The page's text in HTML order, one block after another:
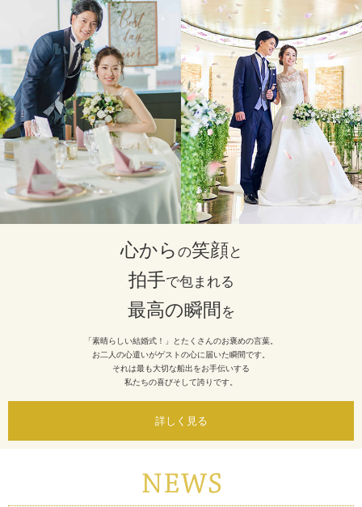
心から の笑顔と
拍手で包まれる
最高の瞬間 を
「素晴らしい結婚式！」とたくさんのお褒めの言葉。
お二人の心遣いがゲストの心に届いた瞬間です。
それは最も大切な船出をお手伝いする
私たちの喜びそして誇りです。
詳しく見る